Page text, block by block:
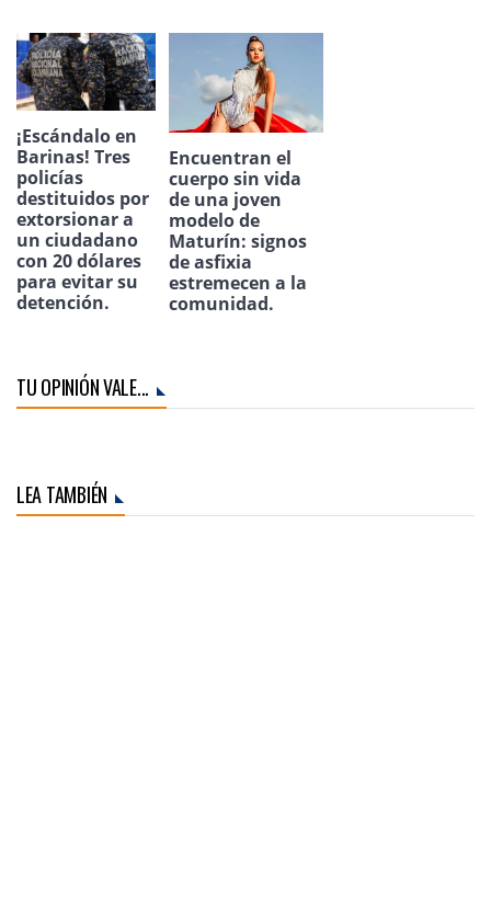
¡Escándalo en
Barinas! Tres
policías
destituidos por
extorsionar a
un ciudadano
con 20 dólares
para evitar su
detención.
Encuentran el
cuerpo sin vida
de una joven
modelo de
Maturín: signos
de asfixia
estremecen a la
comunidad.
TU OPINIÓN VALE...
LEA TAMBIÉN